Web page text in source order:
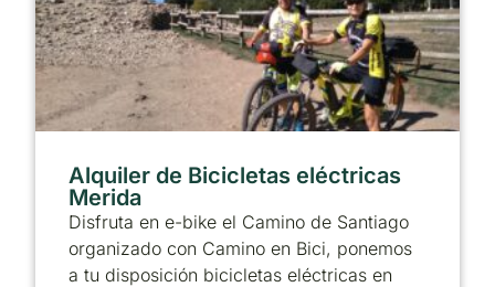
Alquiler de Bicicletas eléctricas
Merida
Disfruta en e-bike el Camino de Santiago
organizado con Camino en Bici, ponemos
a tu disposición bicicletas eléctricas en